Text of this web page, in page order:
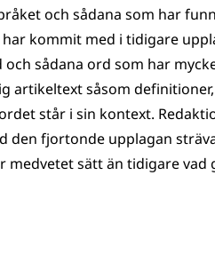
och sådana som har
kommit med i tidigare
sådana ord som har
artikeltext såsom
står i sin kontext.
den fjortonde upplagan
sätt än tidigare vad